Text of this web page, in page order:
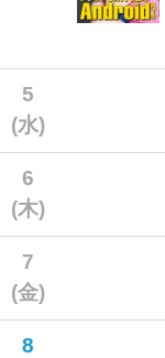
5
(水)
6
(木)
7
(金)
8